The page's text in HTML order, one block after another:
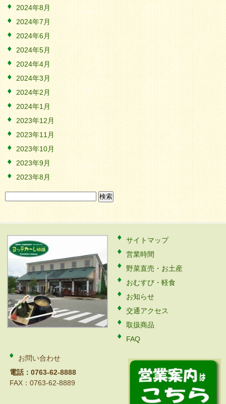
2024年8月
2024年7月
2024年6月
2024年5月
2024年4月
2024年3月
2024年2月
2024年1月
2023年12月
2023年11月
2023年10月
2023年9月
2023年8月
索:
サイトマップ
営業時間
野菜直売・お土産
おむすび・軽食
お知らせ
交通アクセス
取扱商品
FAQ
お問い合わせ
電話：0763-62-8888
FAX：0763-62-8889